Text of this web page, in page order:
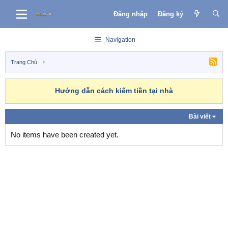
Đăng nhập Đăng ký
Navigation
Trang Chủ
Hướng dẫn cách kiếm tiền tại nhà
Bài viết
No items have been created yet.